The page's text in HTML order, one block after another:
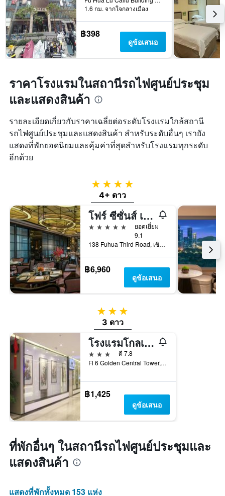
1.6 กม. จากใจกลางเมือง
฿398
ดูข้อเสนอ
ราคาโรงแรมในสถานีรถไฟศูนย์ประชุม
และแสดงสินค้า
รายละเอียดเกี่ยวกับราคาเฉลี่ยต่อระดับโรงแรมใกล้สถานี
รถไฟศูนย์ประชุมและแสดงสินค้า สำหรับระดับอื่นๆ เรายัง
แสดงที่พักยอดนิยมและคุ้มค่าที่สุดสำหรับโรงแรมทุกระดับ
อีกด้วย
4 ดาว
4+ ดาว
โฟร์ ซีซั่นส์ เทียนจิน โฮเต็ล เสินเจิ้น
5 ดาว
ยอดเยี่ยม
9.1
138 Fuhua Third Road, เซินเจิ้น, จีน
฿6,960
ดูข้อเสนอ
3 ดาว
3 ดาว
โรงแรมโกลเด้น เซ็นทรัลเซินเจิ้น
3 ดาว
ดี 7.8
Fl 6 Golden Central Tower, เซินเจิ้น, จีน
฿1,425
ดูข้อเสนอ
ที่พักอื่นๆ ในสถานีรถไฟศูนย์ประชุมและ
แสดงสินค้า
แสดงที่พักทั้งหมด 153 แห่ง